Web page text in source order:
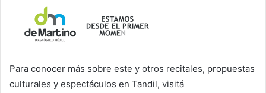
Para conocer más sobre este y otros recitales, propuestas
culturales y espectáculos en Tandil, visitá